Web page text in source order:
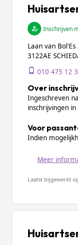
Inschrijven
Laan van Bol'Es
3122AE
010 475 12
Over
Ingeschreven
inschrijvingen
Voor
Indien
Meer
Laatst bijgewerkt